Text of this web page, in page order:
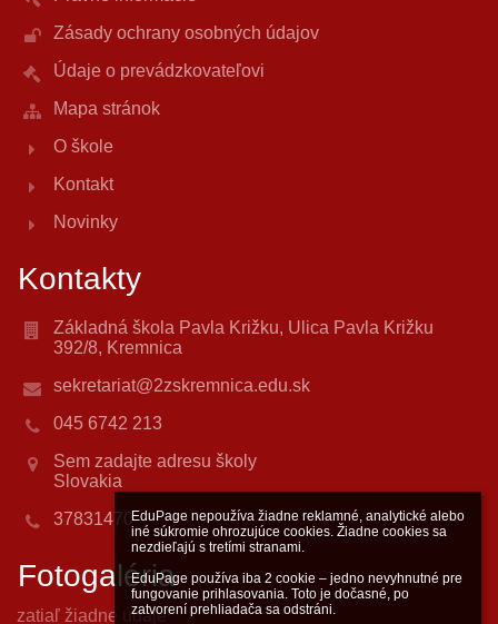
EduPage nepoužíva žiadne reklamné, analytické alebo
iné súkromie ohrozujúce cookies. Žiadne cookies sa
nezdieľajú s tretími stranami.
EduPage používa iba 2 cookie – jedno nevyhnutné pre
fungovanie prihlasovania. Toto je dočasné, po
zatvorení prehliadača sa odstráni.
Zásady ochrany osobných údajov
Údaje o prevádzkovateľovi
Mapa stránok
O škole
Kontakt
Novinky
Kontakty
Základná škola Pavla Križku, Ulica Pavla Križku
392/8, Kremnica
sekretariat@2zskremnica.edu.sk
045 6742 213
Sem zadajte adresu školy
Slovakia
37831470
Fotogaléria
zatiaľ žiadne údaje